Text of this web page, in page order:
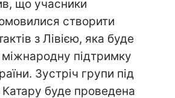
що учасники
створити
з Лівією, яка буде
підтримку
Зустріч групи під
буде проведена